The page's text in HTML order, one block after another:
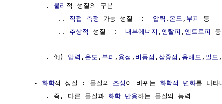
        .
물리 적 성질의 구분
           ..
직접 측정 가능 성질  : 압력 , 온도 , 부피
등
           ..
추상적 성질  : 내부에너지 , 엔탈피 , 엔트로피 등
        . 例)
압력 , 온도 , 부피 , 융점 , 비등점 , 삼중점 , 용해도 , 밀도 ,
     -
화학적 성질 : 물질의 조성 이 바뀌는 화학적 변화를 나타
        . 즉, 다른 물질과
화학 반응하는 물질의 능력